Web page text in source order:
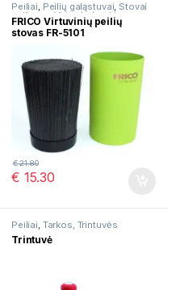
Peiliai, Peilių galąstuvai, Stovai
peiliams,Virtuvės įrankių
rinkiniai
FRICO Virtuvinių peilių
stovas FR-5101
€ 15.30
€21.80
Peiliai, Tarkos, Trintuvės
Trintuvė